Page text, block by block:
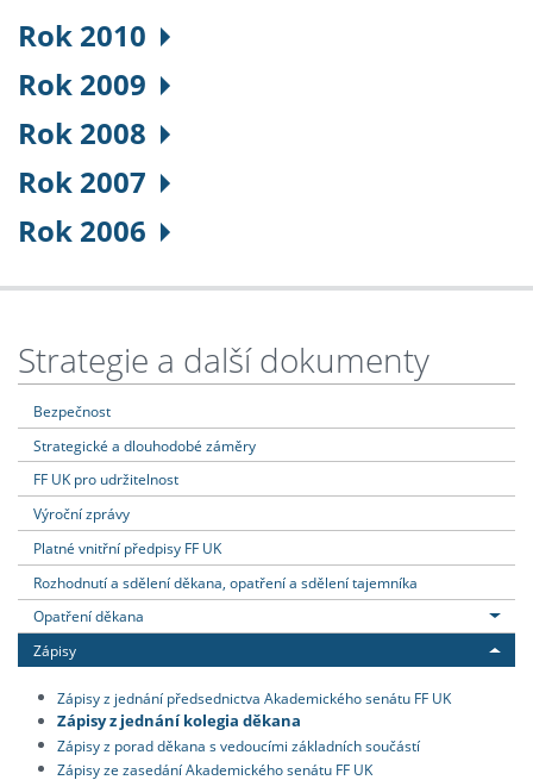
Rok 2010
Rok 2009
Rok 2008
Rok 2007
Rok 2006
Strategie a další dokumenty
Bezpečnost
Strategické a dlouhodobé záměry
FF UK pro udržitelnost
Výroční zprávy
Platné vnitřní předpisy FF UK
Rozhodnutí a sdělení děkana, opatření a sdělení tajemníka
Opatření děkana
Zápisy
Zápisy z jednání předsednictva Akademického senátu FF UK
Zápisy z jednání kolegia děkana
Zápisy z porad děkana s vedoucími základních součástí
Zápisy ze zasedání Akademického senátu FF UK